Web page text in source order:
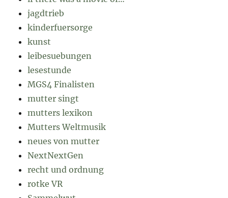
jagdtrieb
kinderfuersorge
kunst
leibesuebungen
lesestunde
MGS4 Finalisten
mutter singt
mutters lexikon
Mutters Weltmusik
neues von mutter
NextNextGen
recht und ordnung
rotke VR